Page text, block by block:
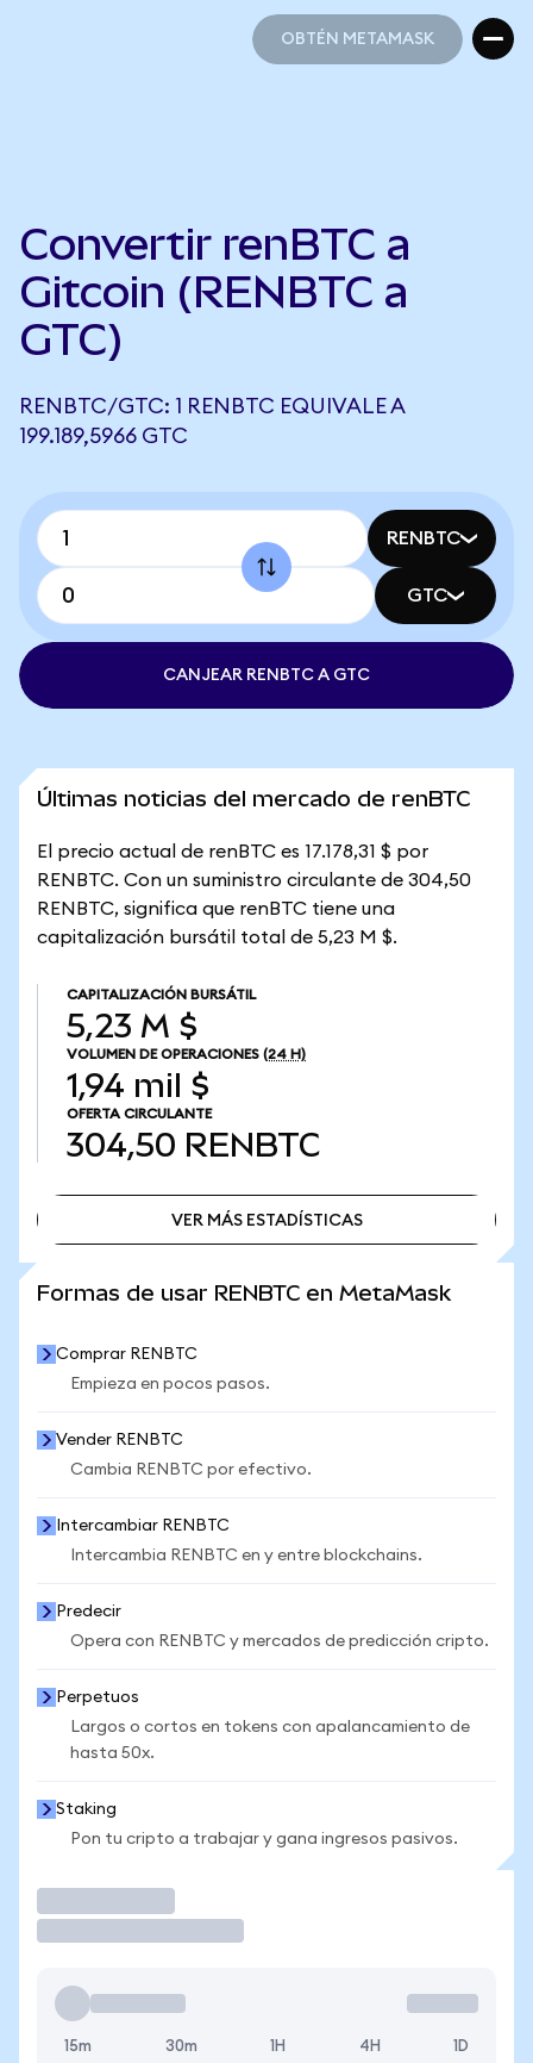
OBTÉN METAMASK
Convertir renBTC a
Gitcoin (RENBTC a
GTC)
RENBTC/GTC: 1 RENBTC EQUIVALE A
199.189,5966 GTC
RENBTC
GTC
CANJEAR RENBTC A GTC
Últimas noticias del mercado de renBTC
El precio actual de renBTC es 17.178,31 $ por
RENBTC. Con un suministro circulante de 304,50
RENBTC, significa que renBTC tiene una
capitalización bursátil total de 5,23 M $.
CAPITALIZACIÓN BURSÁTIL
5,23 M $
VOLUMEN DE OPERACIONES (24 H)
1,94 mil $
OFERTA CIRCULANTE
304,50 RENBTC
VER MÁS ESTADÍSTICAS
Formas de usar RENBTC en MetaMask
Comprar RENBTC
Empieza en pocos pasos.
Vender RENBTC
Cambia RENBTC por efectivo.
Intercambiar RENBTC
Intercambia RENBTC en y entre blockchains.
Predecir
Opera con RENBTC y mercados de predicción cripto.
Perpetuos
Largos o cortos en tokens con apalancamiento de
hasta 50x.
Staking
Pon tu cripto a trabajar y gana ingresos pasivos.
15m 30m 1H 4H 1D